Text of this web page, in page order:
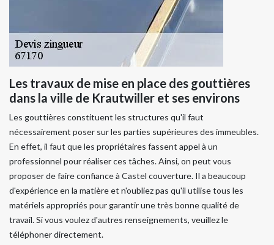
Les travaux de mise en place des gouttières
dans la ville de Krautwiller et ses environs
Les gouttières constituent les structures qu'il faut
nécessairement poser sur les parties supérieures des immeubles.
En effet, il faut que les propriétaires fassent appel à un
professionnel pour réaliser ces tâches. Ainsi, on peut vous
proposer de faire confiance à Castel couverture. Il a beaucoup
d'expérience en la matière et n'oubliez pas qu'il utilise tous les
matériels appropriés pour garantir une très bonne qualité de
travail. Si vous voulez d'autres renseignements, veuillez le
téléphoner directement.